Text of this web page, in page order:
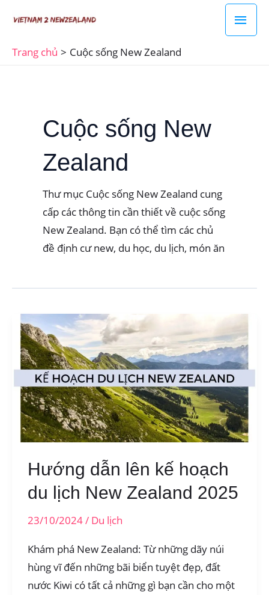
Trang chủ Cuộc sống New Zealand
Cuộc sống New
Zealand
Thư mục Cuộc sống New Zealand cung
cấp các thông tin cần thiết về cuộc sống
New Zealand. Bạn có thể tìm các chủ
đề định cư new, du học, du lịch, món ăn
Hướng dẫn lên kế hoạch
du lịch New Zealand 2025
23/10/2024/ Du lịch
Khám phá New Zealand: Từ những dãy núi
hùng vĩ đến những bãi biển tuyệt đẹp, đất
nước Kiwi có tất cả những gì bạn cần cho một